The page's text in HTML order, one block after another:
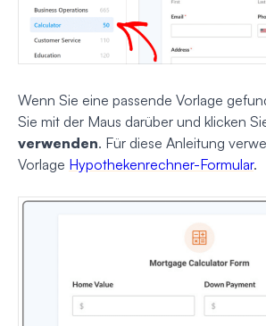
Wenn Sie eine passende Vorlage
Sie mit der Maus darüber und klicken
verwenden. Für diese Anleitung
Vorlage Hypothekenrechner-Formular.